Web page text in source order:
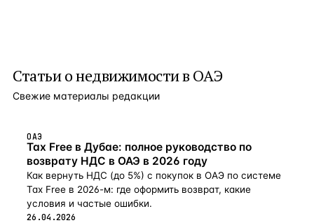
Статьи онедвижимости в ОАЭ
Свежие материалы редакции
ОАЭ
Tax Free в Дубае: полное руководство по
возврату НДС в ОАЭ в 2026 году
Как вернуть НДС (до 5%) с покупок в ОАЭ по системе
Tax Free в 2026-м: где оформить возврат, какие
условия и частые ошибки.
26.04.2026